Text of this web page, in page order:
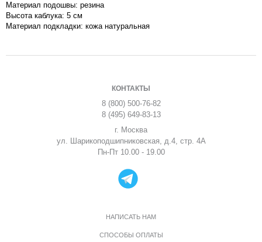
Материал подошвы: резина
Высота каблука: 5 см
Материал подкладки: кожа натуральная
КОНТАКТЫ
8 (800) 500-76-82
8 (495) 649-83-13
г. Москва
ул. Шарикоподшипниковская, д.4, стр. 4А
Пн-Пт 10.00 - 19.00
НАПИСАТЬ НАМ
СПОСОБЫ ОПЛАТЫ